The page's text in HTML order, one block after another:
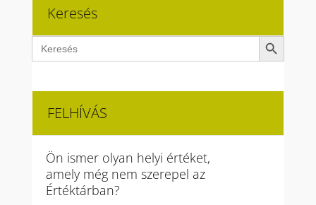
Keresés
Search
for:
Search Button
FELHÍVÁS
Ön ismer olyan helyi értéket,
amely még nem szerepel az
Értéktárban?